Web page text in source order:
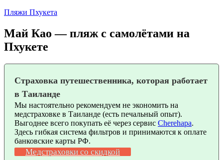
Пляжи Пхукета
Май Као — пляж с самолётами на
Пхукете
Страховка путешественника, которая работает
в Таиланде
Мы настоятельно рекомендуем не экономить на
медстраховке в Таиланде (есть печальный опыт).
Выгоднее всего покупать её через сервис Cherehapa.
Здесь гибкая система фильтров и принимаются к оплате
банковские карты РФ.
Медстраховки со скидкой